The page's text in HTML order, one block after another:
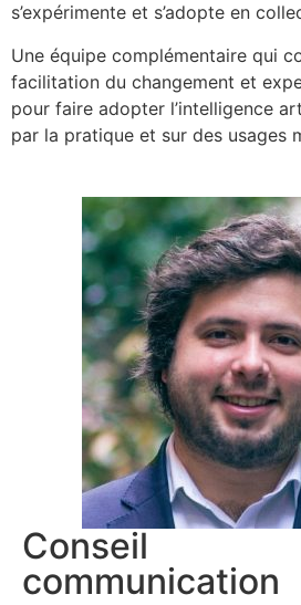
s’expérimente et s’adopte en
Une équipe complémentaire qui
facilitation du changement et
pour faire adopter l’intelligence
par la pratique et sur des usages
Conseil
communication